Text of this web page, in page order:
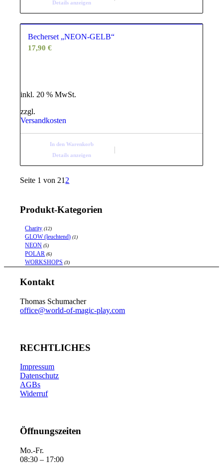
Details anzeigen
Becherset „NEON-GELB“
17,90€
inkl. 20 % MwSt.
zzgl.
Versandkosten
In den Warenkorb
Details anzeigen
Seite 1 von 21 2
Produkt-Kategorien
Charity (12)
GLOW (leuchtend) (1)
NEON (5)
POLAR (6)
WORKSHOPS (3)
Kontakt
Thomas Schumacher
office@world-of-magic-play.com
RECHTLICHES
Impressum
Datenschutz
AGBs
Widerruf
Öffnungszeiten
Mo.-Fr.
08:30 – 17:00